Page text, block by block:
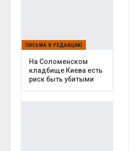
ПИСЬМА В РЕДАКЦИЮ
На Соломенском
кладбище Киева есть
риск быть убитыми